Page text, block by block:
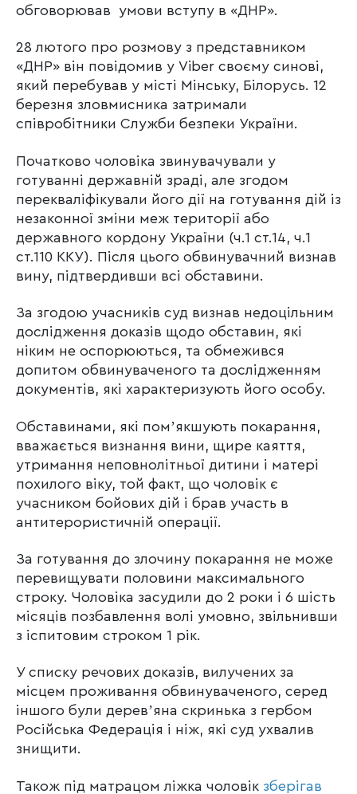
обговорював умови вступу в «ДНР».
28 лютого про розмову з представником
«ДНР» він повідомив у Viber своєму синові,
який перебував у місті Мінську, Білорусь. 12
березня зловмисника затримали
співробітники Служби безпеки України.
Початково чоловіка звинувачували у
готуванні державній зраді, але згодом
перекваліфікували його дії на готування дій із
незаконної зміни меж території або
державного кордону України (ч.1 ст.14, ч.1
ст.110 ККУ). Після цього обвинувачний визнав
вину, підтвердивши всі обставини.
За згодою учасників суд визнав недоцільним
дослідження доказів щодо обставин, які
ніким не оспорюються, та обмежився
допитом обвинуваченого та дослідженням
документів, які характеризують його особу.
Обставинами, які помʼякшують покарання,
вважається визнання вини, щире каяття,
утримання неповнолітньої дитини і матері
похилого віку, той факт, що чоловік є
учасником бойових дій і брав участь в
антитерористичній операції.
За готування до злочину покарання не може
перевищувати половини максимального
строку. Чоловіка засудили до 2 роки і 6 шість
місяців позбавлення волі умовно, звільнивши
з іспитовим строком 1 рік.
У списку речових доказів, вилучених за
місцем проживання обвинуваченого, серед
іншого були деревʼяна скринька з гербом
Російська Федерація і ніж, які суд ухвалив
знищити.
Також під матрацом ліжка чоловік зберігав